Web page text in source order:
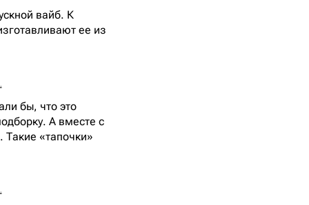
вайб. К
ее из
бы, что это
А вместе с
«тапочки»